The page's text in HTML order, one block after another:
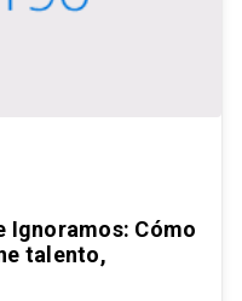
Ignoramos: Cómo
talento,